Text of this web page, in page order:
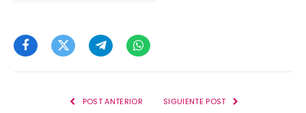
FacebookTwitterTelegramWhatsApp
POST ANTERIOR SIGUIENTE POST